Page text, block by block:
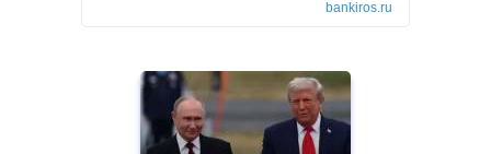
bankiros.ru